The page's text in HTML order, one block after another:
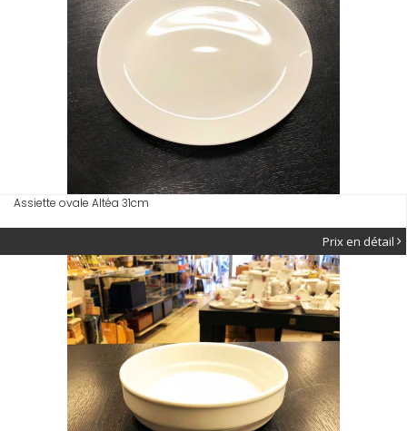
Assiette ovale Altéa 31cm
Prix en détail